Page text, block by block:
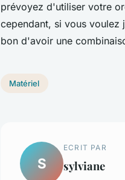
prévoyez d'utiliser votre
cependant, si vous voulez
bon d'avoir une
Matériel
S
ECRIT PAR
sylviane